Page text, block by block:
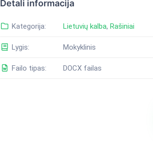
Detali informacija
Kategorija: Lietuvių kalba, Rašiniai
Lygis: Mokyklinis
Failo tipas: DOCX failas